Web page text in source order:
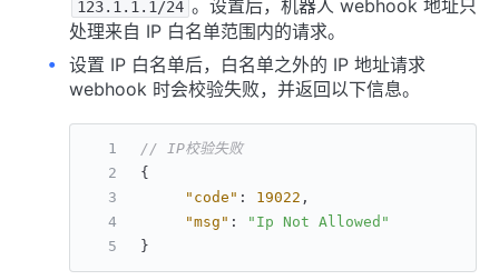
123.1.1.1/24 。设置后，机器人 webhook 地址只
处理来自 IP 白名单范围内的请求。
设置 IP 白名单后，白名单之外的 IP 地址请求
webhook 时会校验失败，并返回以下信息。
// IP校验失败
{
"code" : 19022 ,
"msg" :
"Ip Not Allowed"
}